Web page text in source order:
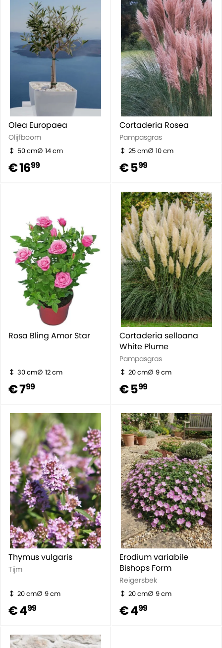
Olea Europaea
Olijfboom
50 cm 14 cm
€ 1699
Cortaderia Rosea
Pampasgras
25 cm 10 cm
€ 599
Rosa Bling Amor Star
30 cm 12 cm
€ 799
Cortaderia selloana
White Plume
Pampasgras
20 cm 9 cm
€ 599
Thymus vulgaris
Tijm
20 cm 9 cm
€ 499
Erodium variabile
Bishops Form
Reigersbek
20 cm 9 cm
€ 499